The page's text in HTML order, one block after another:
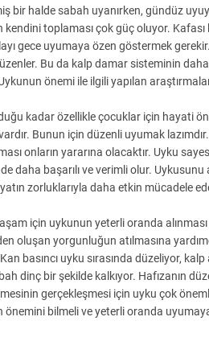
bir halde sabah uyanırken, gündüz
kendini toplaması çok güç oluyor.
gece uyumaya özen göstermek
Bu da kalp damar sisteminin
önemi ile ilgili yapılan
kadar özellikle çocuklar için hayati
Bunun için düzenli uyumak
onların yararına olacaktır. Uyku
daha başarılı ve verimli olur. Uykusunu
zorluklarıyla daha etkin mücadele
için uykunun yeterli oranda
oluşan yorgunluğun atılmasına
basıncı uyku sırasında düzeliyor, kalp
dinç bir şekilde kalkıyor. Hafızanın
gerçekleşmesi için uyku çok
bilmeli ve yeterli oranda